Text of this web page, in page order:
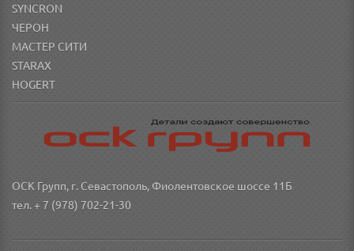
SYNCRON
ЧЕРОН
МАСТЕР СИТИ
STARAX
HOGERT
ОСК Групп, г. Севастополь, Фиолентовское шоссе 11Б
тел. + 7 (978) 702-21-30